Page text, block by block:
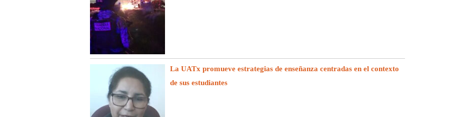
La UATx promueve estrategias de enseñanza centradas en el contexto
de sus estudiantes